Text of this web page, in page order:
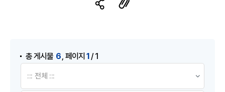
총 게시물 6 ,페이지1/ 1